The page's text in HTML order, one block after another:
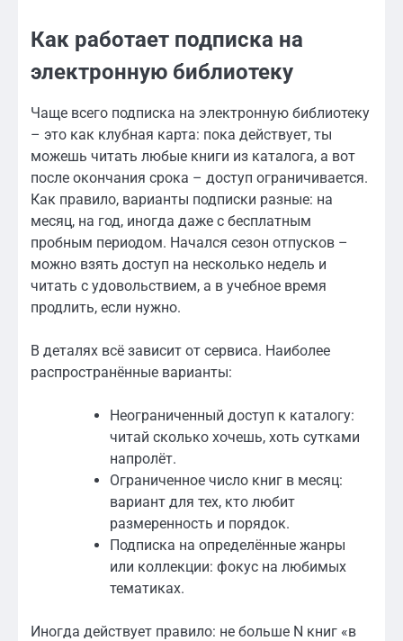
Как работает подписка на
электронную библиотеку
Чаще всего подписка на электронную библиотеку
– это как клубная карта: пока действует, ты
можешь читать любые книги из каталога, а вот
после окончания срока – доступ ограничивается.
Как правило, варианты подписки разные: на
месяц, на год, иногда даже с бесплатным
пробным периодом. Начался сезон отпусков –
можно взять доступ на несколько недель и
читать с удовольствием, а в учебное время
продлить, если нужно.
В деталях всё зависит от сервиса. Наиболее
распространённые варианты:
Неограниченный доступ к каталогу:
читай сколько хочешь, хоть сутками
напролёт.
Ограниченное число книг в месяц:
вариант для тех, кто любит
размеренность и порядок.
Подписка на определённые жанры
или коллекции: фокус на любимых
тематиках.
Иногда действует правило: не больше N книг «в